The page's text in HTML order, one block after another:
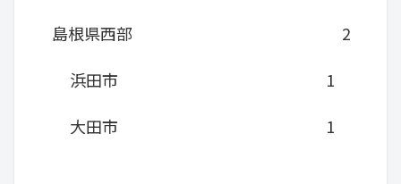
島根県西部
2
浜田市
1
大田市
1